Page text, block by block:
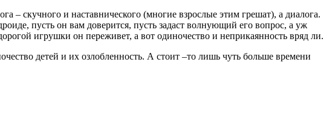
– скучного и наставнического (многие взрослые этим грешат), а диалога.
пусть он вам доверится, пусть задаст волнующий его вопрос, а уж
игрушки он переживет, а вот одиночество и неприкаянность вряд ли.
детей и их озлобленность. А стоит –то лишь чуть больше времени